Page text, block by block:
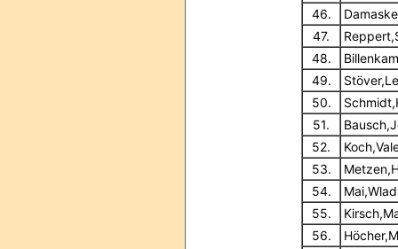
46.
47.
48.
49.
50.
51.
52.
53.
54.
55.
56.